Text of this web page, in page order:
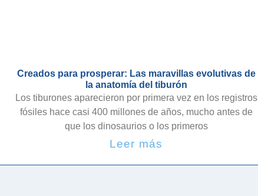
Creados para prosperar: Las maravillas evolutivas de
la anatomía del tiburón
Los tiburones aparecieron por primera vez en los registros
fósiles hace casi 400 millones de años, mucho antes de
que los dinosaurios o los primeros
Leer más